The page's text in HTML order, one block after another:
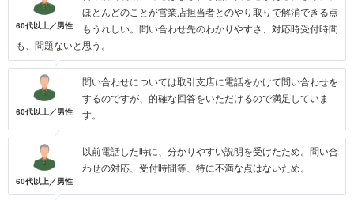
60代以上／男性
ほとんどのことが営業店担当者とのやり取りで解消できる点
もうれしい。問い合わせ先のわかりやすさ、対応時受付時間
も、問題ないと思う。
60代以上／男性
問い合わせについては取引支店に電話をかけて問い合わせを
するのですが、的確な回答をいただけるので満足していま
す。
60代以上／男性
以前電話した時に、分かりやすい説明を受けたため。問い合
わせの対応、受付時間等、特に不満な点はないため。